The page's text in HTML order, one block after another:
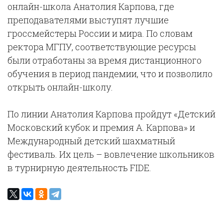
онлайн-школа Анатолия Карпова, где
преподавателями выступят лучшие
гроссмейстеры России и мира. По словам
ректора МГПУ, соответствующие ресурсы
были отработаны за время дистанционного
обучения в период пандемии, что и позволило
открыть онлайн-школу.
По линии Анатолия Карпова пройдут «Детский
Московский кубок и премия А. Карпова» и
Международный детский шахматный
фестиваль. Их цель – вовлечение школьников
в турнирную деятельность FIDE.